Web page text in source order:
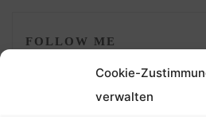
Cookie-
verwalten
FOLLOW ME